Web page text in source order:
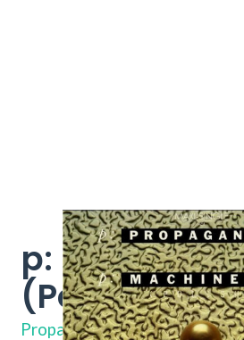
p: Machinery
(Polish) 602 014-213
Propaganda